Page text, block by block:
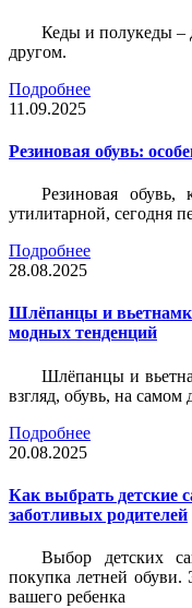
Кеды и полукеды –
другом.
Подробнее
11.09.2025
Резиновая обувь:
Резиновая обувь,
утилитарной, сегодня
Подробнее
28.08.2025
Шлёпанцы и
модных тенденций
Шлёпанцы и
взгляд, обувь, на
Подробнее
20.08.2025
Как выбрать детские
заботливых родителей
Выбор детских
покупка летней обуви.
вашего ребенка